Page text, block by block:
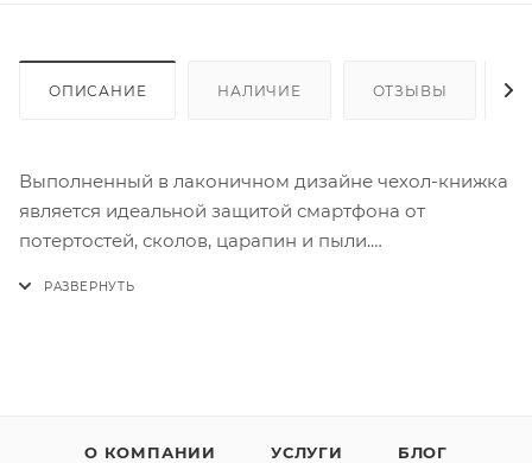
ОПИСАНИЕ НАЛИЧИЕ ОТЗЫВЫ
Выполненный в лаконичном дизайне чехол-книжка
является идеальной защитой смартфона от
потертостей, сколов, царапин и пыли.
-На откидной крышке имеется кармашек для карты.
О КОМПАНИИ УСЛУГИ БЛОГ